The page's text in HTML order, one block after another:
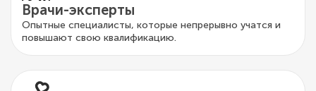
Врачи-эксперты
Опытные специалисты, которые непрерывно учатся и
повышают свою квалификацию.